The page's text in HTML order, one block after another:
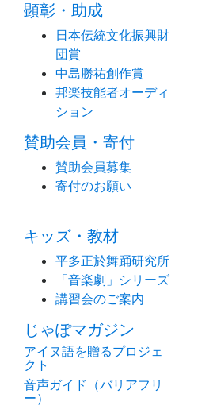
顕彰・助成
日本伝統文化振興財
団賞
中島勝祐創作賞
邦楽技能者オーディ
ション
賛助会員・寄付
賛助会員募集
寄付のお願い
キッズ・教材
平多正於舞踊研究所
「音楽劇」シリーズ
講習会のご案内
じゃぽマガジン
アイヌ語を贈るプロジェ
クト
音声ガイド（バリアフリ
ー）